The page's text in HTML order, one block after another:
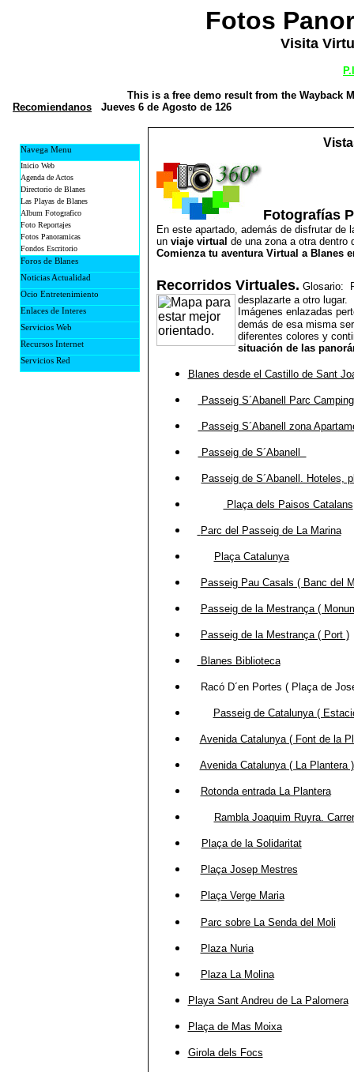
Fotos
Visita
This is a free demo result from the Wayback
Recomiendanos
Jueves 6 de Agosto de 126
Navega Menu
Inicio Web
Agenda de Actos
Directorio de Blanes
Las Playas de Blanes
Album Fotografico
Foto Reportajes
Fotos Panoramicas
Fondos Escritorio
Foros de Blanes
Foro General
Foro Quejas
Foro Quedadas
Noticias Actualidad
PubliBlanes
Prensa
Ocio Entretenimiento
Juegos en Linea
Te Pille
Musica y espectaculo
Enlaces de Interes
Links Recomendados
Webs de Blanes
Servicios Web
Que ofrecemos
Webmasters
Recursos Internet
Recursos Gratis
Fondos Salvapantallas
Servicios Red
Fotografías
En este apartado, además de disfrutar de
un viaje virtual de una zona a otra dentro
Comienza tu aventura Virtual a Blanes
Recorridos Virtuales. Glosario:
desplazarte a otro lugar.
Imágenes enlazadas
demás de esa misma
diferentes colores y
situación de las
Blanes desde el Castillo de Sant
Passeig S´Abanell Parc
Passeig S´Abanell zona
Passeig de S´Abanell
Passeig de S´Abanell. Hoteles,
Plaça dels Paisos Catalans
Parc del Passeig de La Marina
Plaça Catalunya
Passeig Pau Casals ( Banc del
Passeig de la Mestrança (
Passeig de la Mestrança ( Port )
Blanes Biblioteca
Racó D´en Portes ( Plaça de
Passeig de Catalunya (
Avenida Catalunya ( Font de la
Avenida Catalunya ( La Plantera )
Rotonda entrada La Plantera
Rambla Joaquim Ruyra.
Plaça de la Solidaritat
Plaça Josep Mestres
Plaça Verge Maria
Parc sobre La Senda del Moli
Plaza Nuria
Plaza La Molina
Playa Sant Andreu de La Palomera
Plaça de Mas Moixa
Girola dels Focs